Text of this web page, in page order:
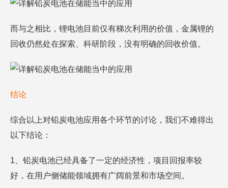
而与之相比，锂电池目前仅有梯次利用的价值，金属锂的
回收仍然处在探索、科研阶段，没有明确的回收价值。
结论
综合以上对铅炭电池应用各个环节的讨论，我们不难得出
以下结论：
1、铅炭电池已经具备了一定的经济性，项目回报率较
好，在用户侧储能领域拥有广阔前景和市场空间。